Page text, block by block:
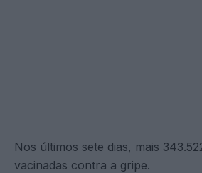
Nos últimos sete dias, mais
vacinadas contra a gripe.